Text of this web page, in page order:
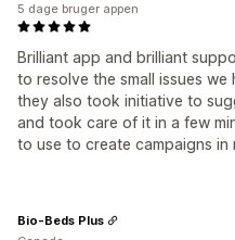
Brilliant app and brilliant
to resolve the small issues we
they also took initiative to
and took care of it in a few
to use to create campaigns in
5 dage bruger appen
Bio-Beds Plus